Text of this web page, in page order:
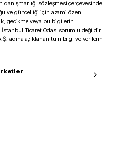
danışmanlığı sözleşmesi çerçevesinde
ve güncelliği için azami özen
gecikme veya bu bilgilerin
Ticaret Odası sorumlu değildir.
adına açıklanan tüm bilgi ve verilerin